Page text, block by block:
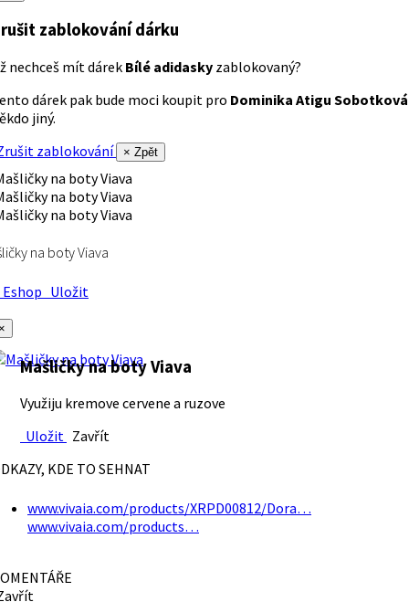
zablokování dárku
nechceš mít dárek Bílé adidasky zablokovaný?
dárek pak bude moci koupit pro Dominika Atigu Sobotková
jiný.
zablokování
× Zpět
na boty Viava
Uložit
Mašličky na boty Viava
Využiju kremove cervene a ruzove
Uložit Zavřít
KDE TO SEHNAT
www.vivaia.com/products/XRPD00812/Dora…
www.vivaia.com/products…